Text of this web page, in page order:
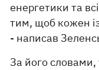
енергетики та
тим, щоб кожен
- написав
За його